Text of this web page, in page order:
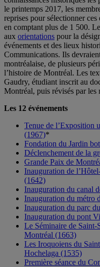
le printemps 2017, les
reprises pour sélectionner
en comptant plus de 1 500.
aux orientations pour la
événements et des lieux
Communications. Ils
montréalaise, de plusieurs
l’histoire de Montréal. Les
Gaudry, étudiant inscrit au
Montréal, puis révisés par les
Les 12 événements
Tenue de l’Exposition
(1967)*
Fondation du Jardin
Déclenchement de la
Grande Paix de
Inauguration de
(1642)
Inauguration du canal
Inauguration du métro
Inauguration du parc
Inauguration du pont
Le Séminaire de Saint-
Montréal (1663)
Les Iroquoiens du
Hochelaga (1535)
Première séance du